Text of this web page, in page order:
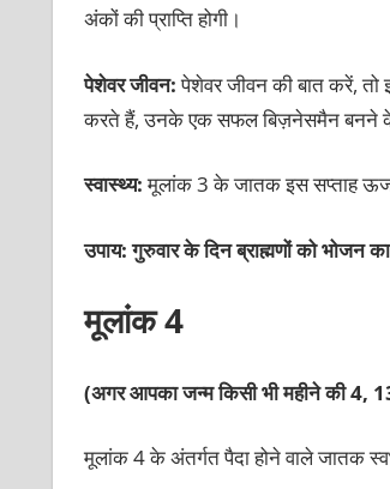
अंकों की प्राप्ति होगी।
पेशेवर जीवन:पेशेवर जीवन की बात करें, तो
करते हैं, उनके एक सफल बिज़नेसमैन बनने के
स्वास्थ्य:मूलांक 3 के जातक इस सप्ताह
उपाय: गुरुवार के दिन ब्राह्मणों को भोजन
मूलांक 4
(अगर आपका जन्म किसी भी महीने की 4,
मूलांक 4 के अंतर्गत पैदा होने वाले जातक